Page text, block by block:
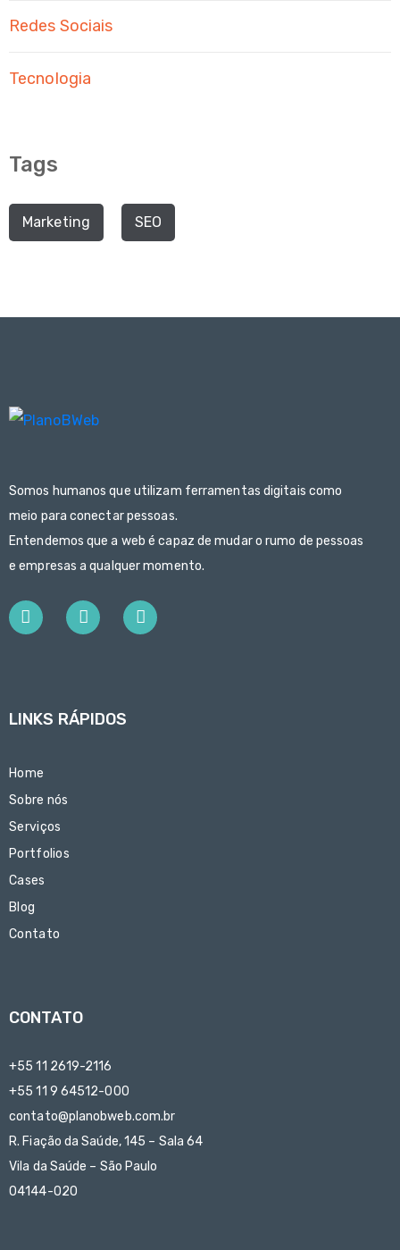
Redes Sociais
Tecnologia
Tags
Marketing SEO
Somos humanos que utilizam ferramentas digitais como
meio para conectar pessoas.
Entendemos que a web é capaz de mudar o rumo de pessoas
e empresas a qualquer momento.
LINKS RÁPIDOS
Home
Sobre nós
Serviços
Portfolios
Cases
Blog
Contato
CONTATO
+55 11 2619-2116
+55 11 9 64512-000
contato@planobweb.com.br
R. Fiação da Saúde, 145 – Sala 64
Vila da Saúde – São Paulo
04144-020